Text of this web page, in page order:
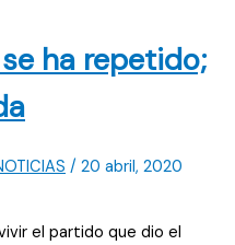
ha repetido;
/ 20 abril, 2020
el partido que dio el